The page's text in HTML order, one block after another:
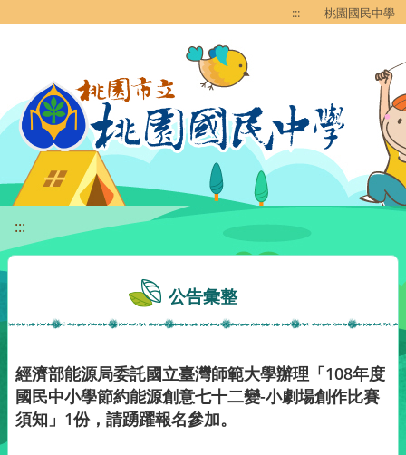
::: 桃園國民中學
:::
公告彙整
經濟部能源局委託國立臺灣師範大學辦理「108年度
國民中小學節約能源創意七十二變-小劇場創作比賽
須知」1份，請踴躍報名參加。